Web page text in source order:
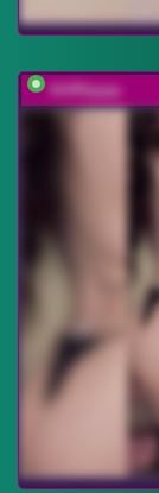
Iiiillllyyyy